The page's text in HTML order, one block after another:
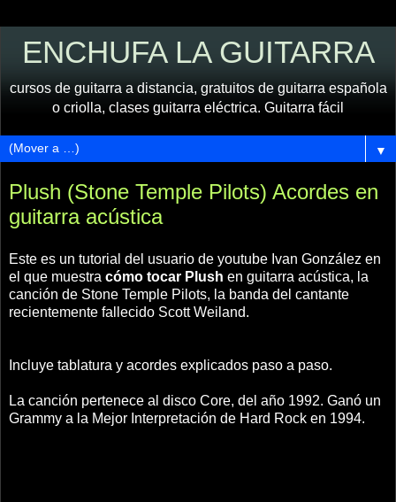
ENCHUFA LA GUITARRA
cursos de guitarra a distancia, gratuitos de guitarra española
o criolla, clases guitarra eléctrica. Guitarra fácil
▼
Plush (Stone Temple Pilots) Acordes en
guitarra acústica
Este es un tutorial del usuario de youtube Ivan González en
el que muestra cómo tocar Plush en guitarra acústica, la
canción de Stone Temple Pilots, la banda del cantante
recientemente fallecido Scott Weiland.
Incluye tablatura y acordes explicados paso a paso.
La canción pertenece al disco Core, del año 1992. Ganó un
Grammy a la Mejor Interpretación de Hard Rock en 1994.